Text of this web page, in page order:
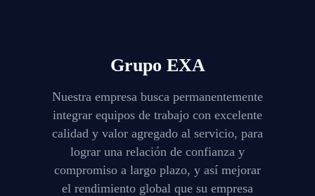
Grupo EXA
Nuestra empresa busca permanentemente
integrar equipos de trabajo con excelente
calidad y valor agregado al servicio, para
lograr una relación de confianza y
compromiso a largo plazo, y así mejorar
el rendimiento global que su empresa